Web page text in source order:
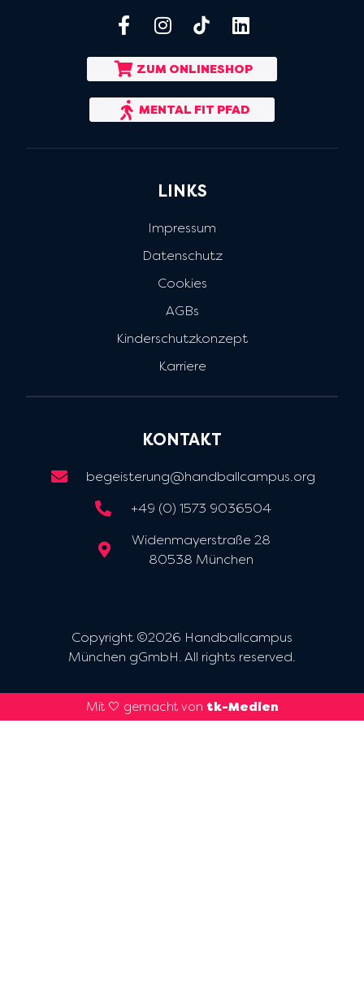
ZUM ONLINESHOP
MENTAL FIT PFAD
LINKS
Impressum
Datenschutz
Cookies
AGBs
Kinderschutzkonzept
Karriere
KONTAKT
begeisterung@handballcampus.org
+49 (0) 1573 9036504
Widenmayerstraße 28
80538 München
Copyright ©2026 Handballcampus
München gGmbH. All rights reserved.
Mit 🤍 gemacht von tk-Medien